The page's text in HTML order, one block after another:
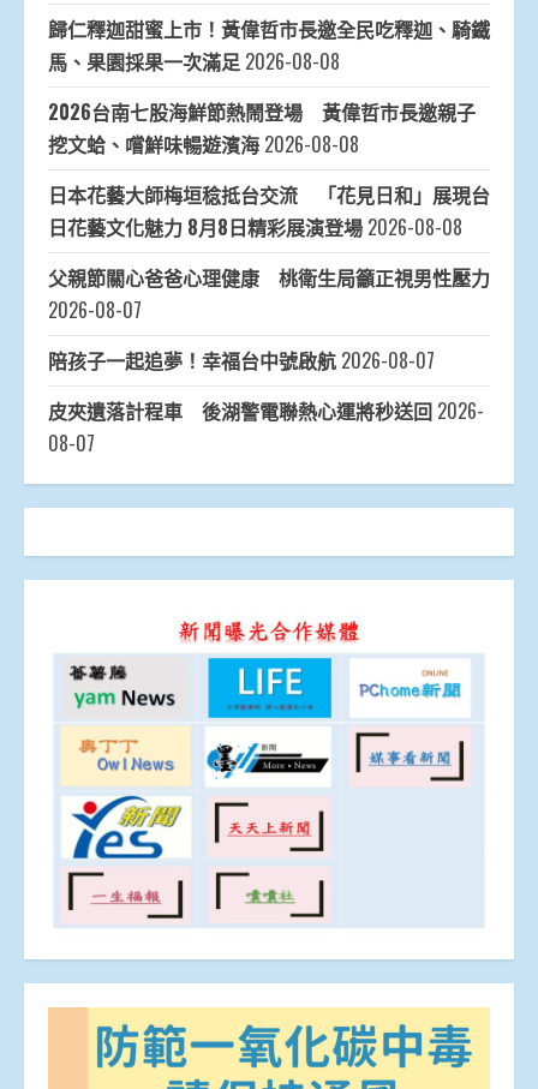
歸仁釋迦甜蜜上市！黃偉哲市長邀全民吃釋迦、騎鐵
馬、果園採果一次滿足 2026-08-08
2026台南七股海鮮節熱鬧登場 黃偉哲市長邀親子
挖文蛤、嚐鮮味暢遊濱海 2026-08-08
日本花藝大師梅垣稔抵台交流 「花見日和」展現台
日花藝文化魅力 8月8日精彩展演登場 2026-08-08
父親節關心爸爸心理健康 桃衛生局籲正視男性壓力
2026-08-07
陪孩子一起追夢！幸福台中號啟航 2026-08-07
皮夾遺落計程車 後湖警電聯熱心運將秒送回 2026-
08-07